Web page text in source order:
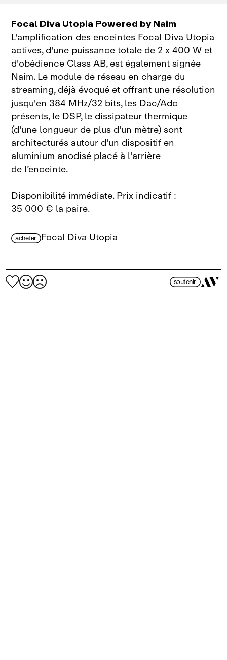
Focal Diva Utopia Powered by Naim
L'amplification des enceintes Focal Diva Utopia
actives, d'une puissance totale de 2 x 400 W et
d'obédience Class AB, est également signée
Naim. Le module de réseau en charge du
streaming, déjà évoqué et offrant une résolution
jusqu'en 384 MHz/32 bits, les Dac/Adc
présents, le DSP, le dissipateur thermique
(d'une longueur de plus d'un mètre) sont
architecturés autour d'un dispositif en
aluminium anodisé placé à l'arrière
de l’enceinte.
Disponibilité immédiate. Prix indicatif :
35 000 € la paire.
acheter Focal Diva Utopia
soutenir